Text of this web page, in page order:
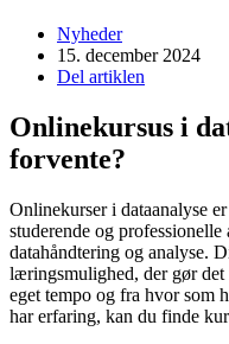
Nyheder
15. december 2024
Del artiklen
Onlinekursus i
forvente?
Onlinekurser i dataanalyse
studerende og
datahåndtering og analyse.
læringsmulighed, der gør
eget tempo og fra hvor som
har erfaring, kan du finde